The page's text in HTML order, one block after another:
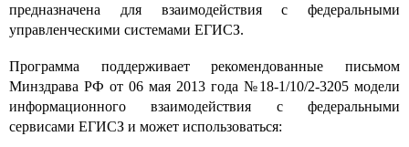
предназначена для взаимодействия с федеральными
управленческими системами ЕГИСЗ.
Программа поддерживает рекомендованные письмом
Минздрава РФ от 06 мая 2013 года №18-1/10/2-3205 модели
информационного взаимодействия с федеральными
сервисами ЕГИСЗ и может использоваться: